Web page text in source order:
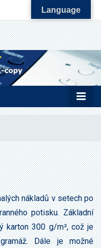
centrum
K-copy
nákladů v setech po
potisku. Základní
karton 300 g/m², což je
Dále je možné
Language